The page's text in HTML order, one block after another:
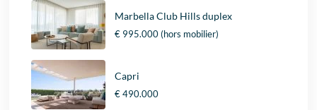
Marbella Club Hills duplex
€ 995.000(hors mobilier)
Capri
€ 490.000